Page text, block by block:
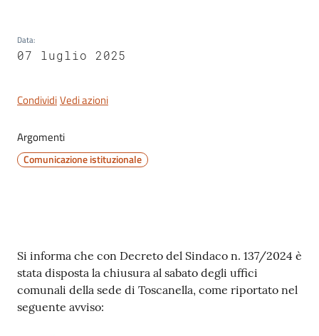
gli
argomenti
su
Data:
07 luglio 2025
CondividiVedi azioni
Argomenti
Comunicazione istituzionale
Contenuto
Si informa che con Decreto del Sindaco n. 137/2024 è
stata disposta la chiusura al sabato degli uffici
comunali della sede di Toscanella, come riportato nel
seguente avviso: